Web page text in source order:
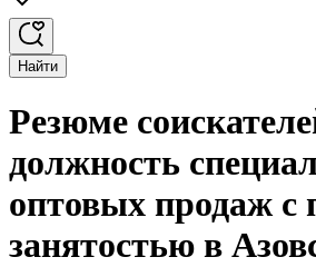
Найти
Резюме
должность
оптовых продаж с
занятостью в